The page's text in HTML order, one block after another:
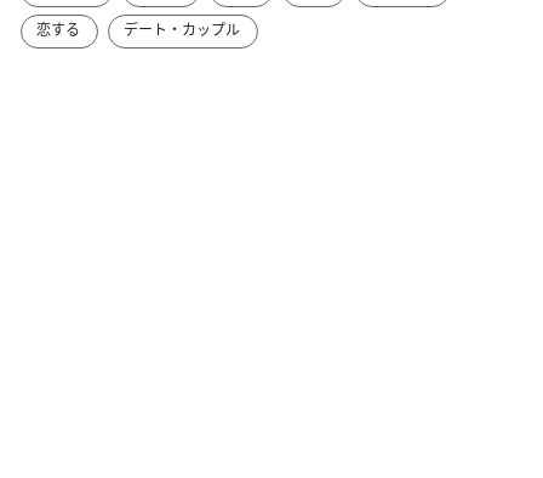
恋する
デート・カップル